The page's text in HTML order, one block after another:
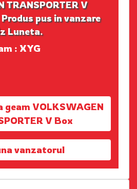
TRANSPORTER V
pus in vanzare
Luneta.
: XYG
geam VOLKSWAGEN
V Box
vanzatorul